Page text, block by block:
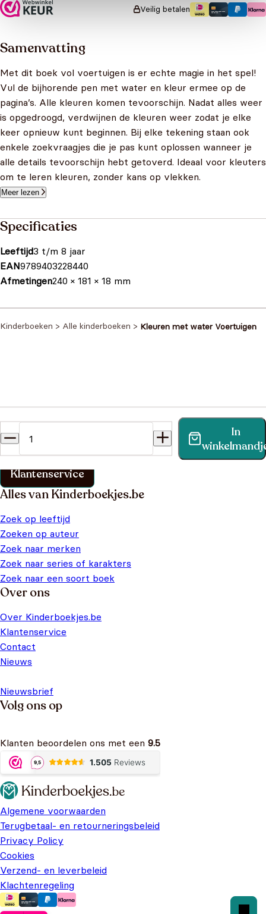
Veilig betalen
Samenvatting
Met dit boek vol voertuigen is er echte magie in het spel!
Vul de bijhorende pen met water en kleur ermee op de
pagina’s. Alle kleuren komen tevoorschijn. Nadat alles weer
is opgedroogd, verdwijnen de kleuren weer zodat je elke
keer opnieuw kunt beginnen. Bij elke tekening staan ook
enkele zoekvraagjes die je pas kunt oplossen wanneer je
alle details tevoorschijn hebt getoverd. Ideaal voor kleuters
om te leren kleuren, zonder kans op vlekken.
Meer lezen
Specificaties
Leeftijd3 t/m 8 jaar
EAN9789403228440
Afmetingen240 × 181 × 18 mm
Kinderboeken > Alle kinderboeken > Kleuren met water Voertuigen
In
Vind binnen no-time antwoord op je vraag op onze
klantenservice pagina.
Klantenservice
Alles van Kinderboekjes.be
Zoek op leeftijd
Zoeken op auteur
Zoek naar merken
Zoek naar series of karakters
Zoek naar een soort boek
Over ons
Over Kinderboekjes.be
Klantenservice
Contact
Nieuws
Nieuwsbrief
Volg ons op
Klanten beoordelen ons met een 9.5
Algemene voorwaarden
Terugbetaal- en retourneringsbeleid
Privacy Policy
Cookies
Verzend- en leverbeleid
Klachtenregeling